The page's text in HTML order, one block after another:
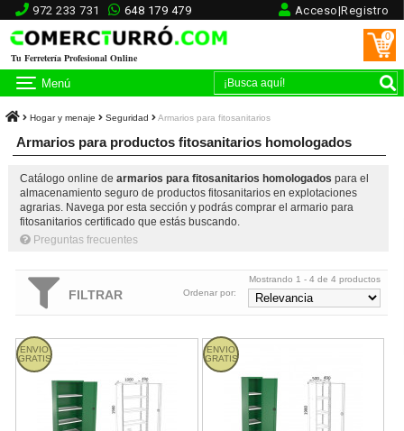
972 233 731 648 179 479 Acceso|Registro
Tu Ferretería Profesional Online
0
Menú
Hogar y menaje Seguridad Armarios para fitosanitarios
Armarios para productos fitosanitarios homologados
Catálogo online de armarios para fitosanitarios homologados para el
almacenamiento seguro de productos fitosanitarios en explotaciones
agrarias. Navega por esta sección y podrás comprar el armario para
fitosanitarios certificado que estás buscando.
Preguntas frecuentes
FILTRAR
Mostrando 1 - 4 de 4 productos
Ordenar por:
ENVIO
GRATIS
Armario 2 puertas con bandejas Heco 161.1 - 1000x490x1980mm
ENVIO
GRATIS
Armario 1 puerta con bandejas